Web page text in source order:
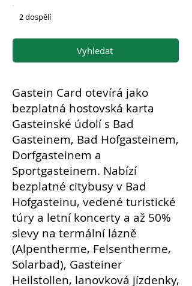
2 dospělí
Vyhledat
Gastein Card otevírá jako
bezplatná hostovská karta
Gasteinské údolí s Bad
Gasteinem, Bad Hofgasteinem,
Dorfgasteinem a
Sportgasteinem. Nabízí
bezplatné citybusy v Bad
Hofgasteinu, vedené turistické
túry a letní koncerty a až 50%
slevy na termální lázně
(Alpentherme, Felsentherme,
Solarbad), Gasteiner
Heilstollen, lanovková jízdenky,